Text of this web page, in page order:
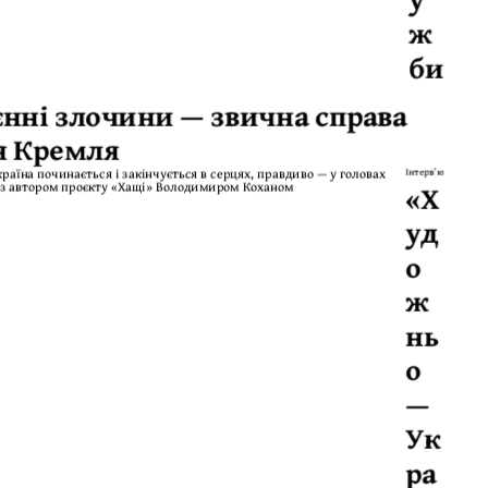
ж
би
злочини — звична справа
Кремля
Інтерв’ю
«Х
уд
о
ж
нь
о
—
Ук
ра